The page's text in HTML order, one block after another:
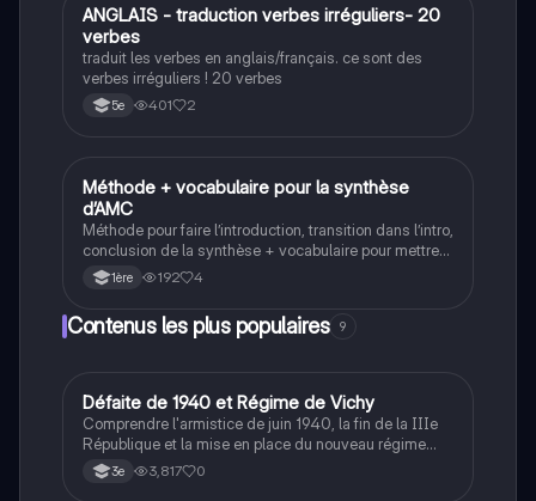
AAnglais
ANGLAIS - traduction verbes irréguliers- 20
verbes
traduit les verbes en anglais/français. ce sont des
verbes irréguliers ! 20 verbes
5e 401 2
Anglais
Méthode + vocabulaire pour la synthèse
d’AMC
Méthode pour faire l’introduction, transition dans l’intro,
conclusion de la synthèse + vocabulaire pour mettre
en valeur, représenter, dire, similitude, contraire,
concession, cause, conséquence, exemple, ajout,
1ère 192 4
Contenus les plus populaires 9
DHistoire
Défaite de 1940 et Régime de Vichy
Comprendre l'armistice de juin 1940, la fin de la IIIe
République et la mise en place du nouveau régime
autoritaire de Philippe Pétain.
3e 3,817 0